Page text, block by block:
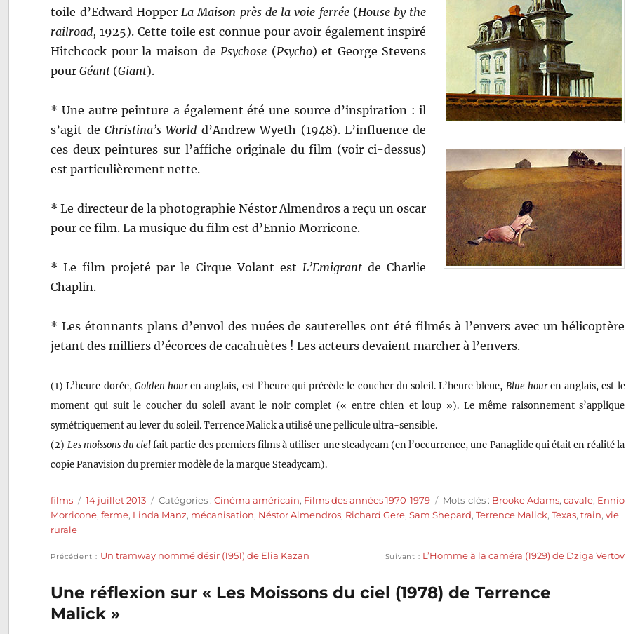
toile d’Edward Hopper La Maison près de la voie ferrée(House by the
railroad, 1925). Cette toile est connue pour avoir également inspiré
Hitchcock pour la maison de Psychose (Psycho) et George Stevens
pourGéant (Giant).
* Une autre peinture a également été une source d’inspiration : il
s’agit deChristina’s World d’Andrew Wyeth (1948).L’influence de
ces deux peintures sur l’affiche originale du film (voir ci-dessus)
est particulièrement nette.
* Le directeur de la photographie Néstor Almendros a reçu un oscar
pour ce film. La musique du film est d’Ennio Morricone.
* Le film projeté par le Cirque Volant est L’Emigrant de Charlie
Chaplin.
* Les étonnants plans d’envol des nuées de sauterelles ont été filmés à l’envers avec un hélicoptère
jetant des milliers d’écorces de cacahuètes ! Les acteurs devaient marcher à l’envers.
(1) L’heure dorée, Golden houren anglais, est l’heure qui précède le coucher du soleil. L’heure bleue, Blue houren anglais, est le
moment qui suit le coucher du soleil avant le noir complet (« entre chien et loup »). Le même raisonnement s’applique
symétriquement au lever du soleil. Terrence Malick a utilisé une pellicule ultra-sensible.
(2) Les moissons du cielfait partie des premiers films à utiliser une steadycam (en l’occurrence, une Panaglide qui était en réalité la
copie Panavision du premier modèle de la marque Steadycam).
Auteur
films
Publié
le
14 juillet 2013 Catégories
Catégories :Cinéma américain, Films des années 1970-1979 Étiquettes
Mots-clés : Brooke Adams,cavale, Ennio
Morricone,ferme, Linda Manz, mécanisation, Néstor Almendros, Richard Gere,Sam Shepard,Terrence Malick,Texas,train,vie
rurale
Navigation
de
l’article
Précédent
Publication
Un tramway nommé désir (1951) de Elia Kazan Suivant
Publication
L’Homme à la caméra (1929) de Dziga Vertov
Une réflexion sur « Les Moissons du ciel (1978) de Terrence
Malick »